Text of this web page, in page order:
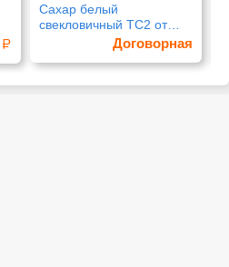
Сахар белый
свекловичный ТС2 от
производителяДоговорная